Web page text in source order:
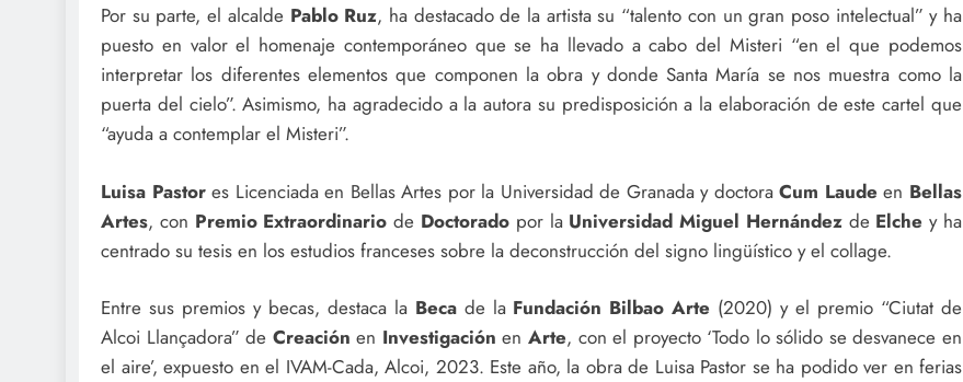
Por su parte, el alcalde Pablo Ruz, ha destacado de la artista su “talento con un gran poso intelectual” y ha
puesto en valor el homenaje contemporáneo que se ha llevado a cabo del Misteri “en el que podemos
interpretar los diferentes elementos que componen la obra y donde Santa María se nos muestra como la
puerta del cielo”. Asimismo, ha agradecido a la autora su predisposición a la elaboración de este cartel que
“ayuda a contemplar el Misteri”.
Luisa Pastores Licenciada en Bellas Artes por la Universidad de Granada y doctoraCum Laude en Bellas
Artes, con Premio Extraordinario de Doctoradopor la Universidad Miguel Hernándezde Elche y ha
centrado su tesis en los estudios franceses sobre la deconstrucción del signo lingüístico y el collage.
Entre sus premios y becas, destaca la Becade la Fundación Bilbao Arte (2020) y el premio “Ciutat de
Alcoi Llançadora” de Creación en Investigación en Arte, con el proyecto ‘Todo lo sólido se desvanece en
el aire’, expuesto en el IVAM-Cada, Alcoi, 2023. Este año, la obra de Luisa Pastor se ha podido ver en ferias